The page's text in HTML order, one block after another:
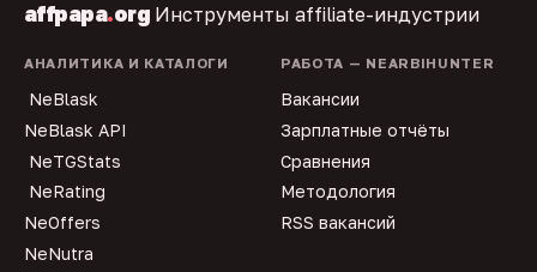
affpapa.org Инструменты affiliate-индустрии
АНАЛИТИКА И КАТАЛОГИ
NeBlask
NeBlask API
NeTGStats
NeRating
NeOffers
NeNutra
РАБОТА — NEARBIHUNTER
Вакансии
Зарплатные отчёты
Сравнения
Методология
RSS вакансий